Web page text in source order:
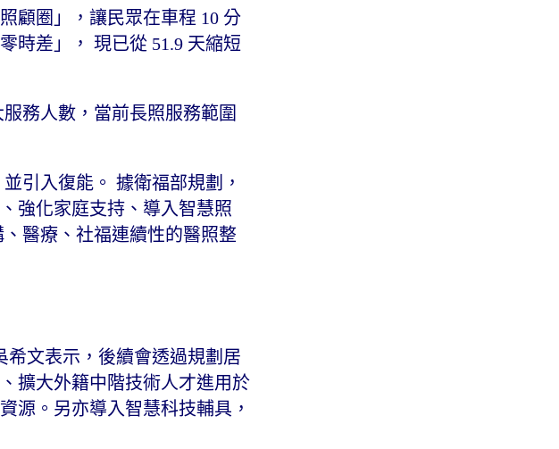
顧圈」，讓民眾在車程 10 分
時差」， 現已從 51.9 天縮短
務人數，當前長照服務範圍
引入復能。 據衛福部規劃，
強化家庭支持、導入智慧照
醫療、社福連續性的醫照整
希文表示，後續會透過規劃居
擴大外籍中階技術人才進用於
源。另亦導入智慧科技輔具，